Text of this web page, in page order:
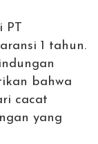
1 tahun.
bahwa
cacat
yang